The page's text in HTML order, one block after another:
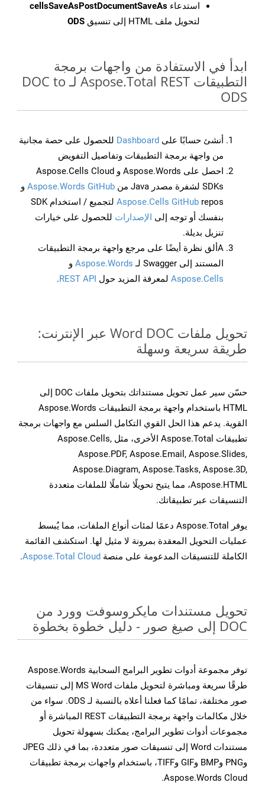
استدعاء cellsSaveAsPostDocumentSaveAs
لتحويل ملف HTML إلى تنسيق
ODS
ابدأ في الاستفادة من واجهات برمجة
التطبيقات Aspose.Total REST لـ DOC to
ODS
أنشئ حسابًا على Dashboard للحصول على حصة مجانية
من واجهة برمجة التطبيقات وتفاصيل التفويض
احصل على Aspose.Words و Aspose.Cells Cloud
SDKs لشفرة مصدر Java من
Aspose.Words GitHub و
Aspose.Cells GitHub
repos لتجميع / استخدام SDK
بنفسك أو توجه إلى الإصدارات للحصول على خيارات
تنزيل بديلة.
Aألق نظرة أيضًا على مرجع واجهة برمجة التطبيقات
المستند إلى Swagger لـ
Aspose.Words و
Aspose.Cells لمعرفة المزيد حول REST API
.
تحويل ملفات Word DOC عبر الإنترنت:
طريقة سريعة وسهلة
حسّن سير عمل تحويل مستنداتك بتحويل ملفات DOC إلى
HTML باستخدام واجهة برمجة التطبيقات Aspose.Words
القوية. يدعم هذا الحل القوي التكامل السلس مع واجهات برمجة
تطبيقات Aspose.Total الأخرى، مثل Aspose.Cells,
Aspose.PDF, Aspose.Email, Aspose.Slides,
Aspose.Diagram, Aspose.Tasks, Aspose.3D,
Aspose.HTML، مما يتيح تحويلًا شاملًا للملفات متعددة
التنسيقات عبر تطبيقاتك.
يوفر Aspose.Total دعمًا لمئات أنواع الملفات، مما يُبسط
عمليات التحويل المعقدة بمرونة لا مثيل لها. استكشف القائمة
الكاملة للتنسيقات المدعومة على منصة Aspose.Total Cloud
.
تحويل مستندات مايكروسوفت وورد من
DOC إلى صيغ صور - دليل خطوة بخطوة
توفر مجموعة أدوات تطوير البرامج السحابية Aspose.Words
طرقًا سريعة ومباشرة لتحويل ملفات MS Word إلى تنسيقات
صور مختلفة، تمامًا كما فعلنا أعلاه بالنسبة لـ ODS. سواء من
خلال مكالمات واجهة برمجة التطبيقات REST المباشرة أو
مجموعات أدوات تطوير البرامج، يمكنك بسهولة تحويل
مستندات Word إلى تنسيقات صور متعددة، بما في ذلك JPEG
وPNG وBMP وGIF وTIFF، باستخدام واجهات برمجة تطبيقات
Aspose.Words Cloud.